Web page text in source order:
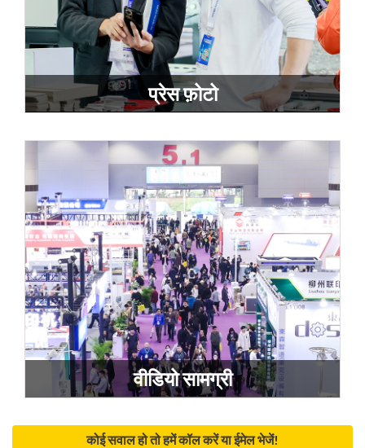
प्रेस फ़ोटो
वीडियो सामग्री
कोई सवाल हो तो हमें कॉल करें या ईमेल भेजें!